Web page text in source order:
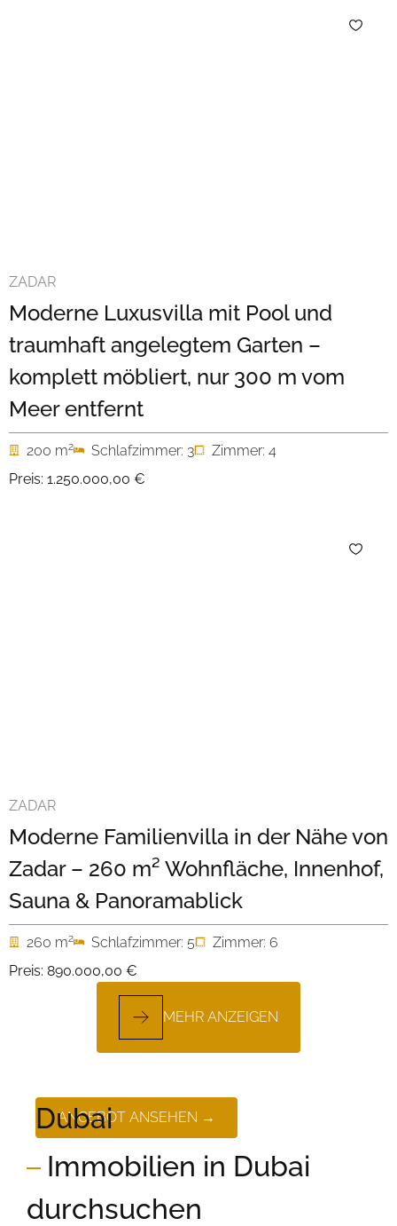
ZADAR
Moderne Luxusvilla mit Pool und
traumhaft angelegtem Garten –
komplett möbliert, nur 300 m vom
Meer entfernt
200 m2 Schlafzimmer: 3
Zimmer: 4
Preis: 1.250.000,00 €
ZADAR
Moderne Familienvilla in der Nähe von
Zadar – 260 m² Wohnfläche, Innenhof,
Sauna & Panoramablick
260 m2 Schlafzimmer: 5
Zimmer: 6
Preis: 890.000,00 €
MEHR ANZEIGEN
ANGEBOT ANSEHEN →
Dubai
Immobilien in Dubai
durchsuchen